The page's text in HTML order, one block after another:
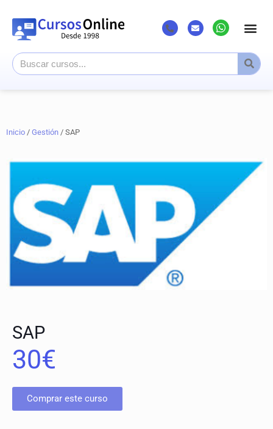
Inicio / Gestión / SAP
SAP
30€
Comprar este curso